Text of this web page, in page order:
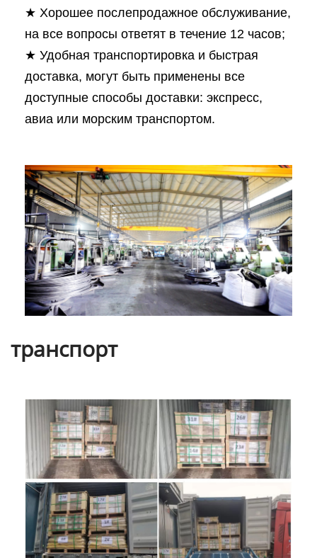
★ Хорошее послепродажное обслуживание,
на все вопросы ответят в течение 12 часов;
★ Удобная транспортировка и быстрая
доставка, могут быть применены все
доступные способы доставки: экспресс,
авиа или морским транспортом.
транспорт